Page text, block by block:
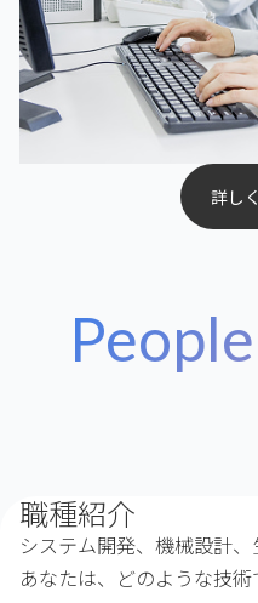
詳し
職種紹介
システム開発、機械設計
あなたは、どのような技術